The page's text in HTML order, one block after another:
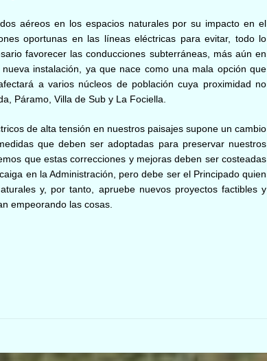
aéreos en los espacios naturales por su impacto en el
oportunas en las líneas eléctricas para evitar, todo lo
favorecer las conducciones subterráneas, más aún en
instalación, ya que nace como una mala opción que
a varios núcleos de población cuya proximidad no
Páramo, Villa de Sub y La Fociella.
de alta tensión en nuestros paisajes supone un cambio
que deben ser adoptadas para preservar nuestros
que estas correcciones y mejoras deben ser costeadas
en la Administración, pero debe ser el Principado quien
y, por tanto, apruebe nuevos proyectos factibles y
empeorando las cosas.